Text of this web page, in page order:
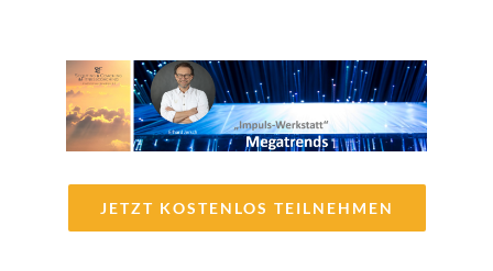
JETZT KOSTENLOS TEILNEHMEN